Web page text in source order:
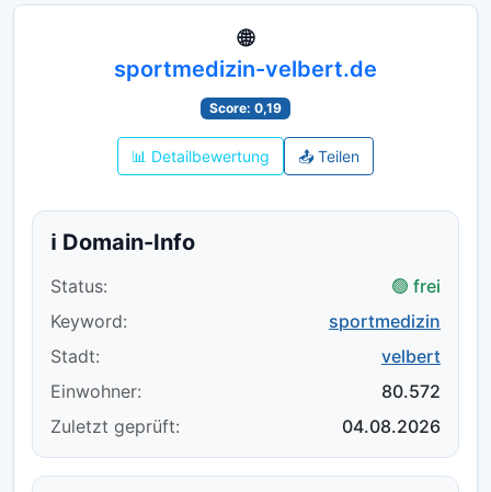
🌐
sportmedizin-velbert.de
Score: 0,19
📊 Detailbewertung 📤 Teilen
ℹ️ Domain-Info
Status:
🟢 frei
Keyword:
sportmedizin
Stadt:
velbert
Einwohner:
80.572
Zuletzt geprüft:
04.08.2026